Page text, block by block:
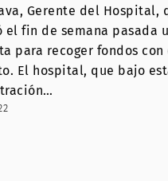
Gerente del Hospital,
el fin de semana pasada
para recoger fondos con
El hospital, que bajo